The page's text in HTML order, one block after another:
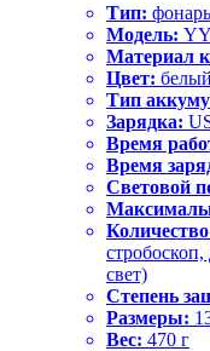
Тип:
Модель:
Материал
Цвет: белый
Тип
Зарядка:
Время
Время
Световой
свет)
Степень
Размеры:
Вес: 470 г